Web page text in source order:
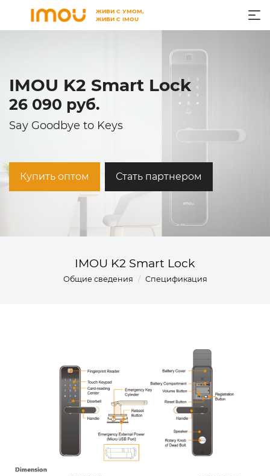
ЖИВИ С УМОМ,
ЖИВИ С IMOU
IMOU K2 Smart Lock
26 090 руб.
Say Goodbye to Keys
Купить оптом Стать партнером
IMOU K2 Smart Lock
Общие сведения Спецификация